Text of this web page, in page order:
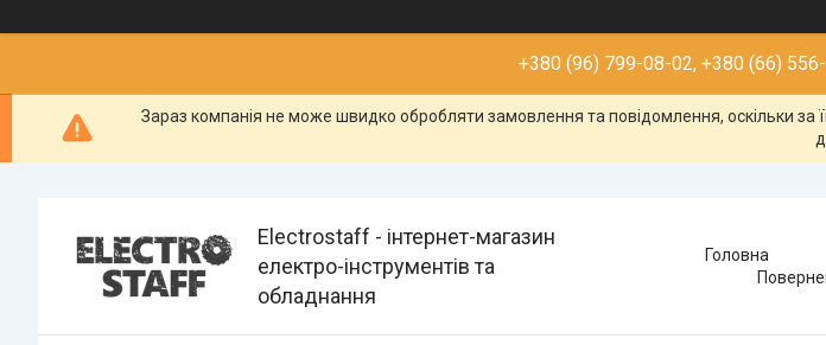
+380 (96) 799-08-02, +380 (66)
Зараз компанія не може швидко обробляти замовлення та повідомлення, оскільки
Electrostaff - інтернет-магазин
електро-інструментів та
обладнання
Головна